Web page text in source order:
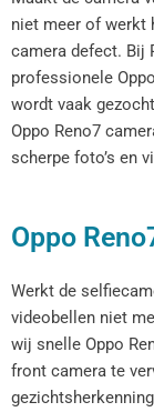
niet meer of werkt
camera defect. Bij
professionele
wordt vaak
Oppo Reno7
scherpe foto’s en
Oppo
Werkt de
videobellen niet
wij snelle Oppo
front camera te